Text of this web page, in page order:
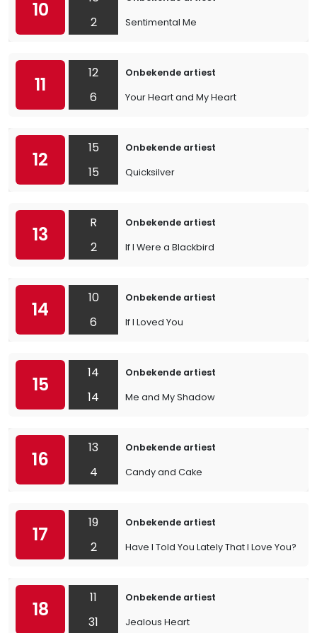
10
2
Sentimental Me
11
12
6
Onbekende artiest
Your Heart and My Heart
12
15
15
Onbekende artiest
Quicksilver
13
R
2
Onbekende artiest
If I Were a Blackbird
14
10
6
Onbekende artiest
If I Loved You
15
14
14
Onbekende artiest
Me and My Shadow
16
13
4
Onbekende artiest
Candy and Cake
17
19
2
Onbekende artiest
Have I Told You Lately That I Love You?
18
11
31
Onbekende artiest
Jealous Heart